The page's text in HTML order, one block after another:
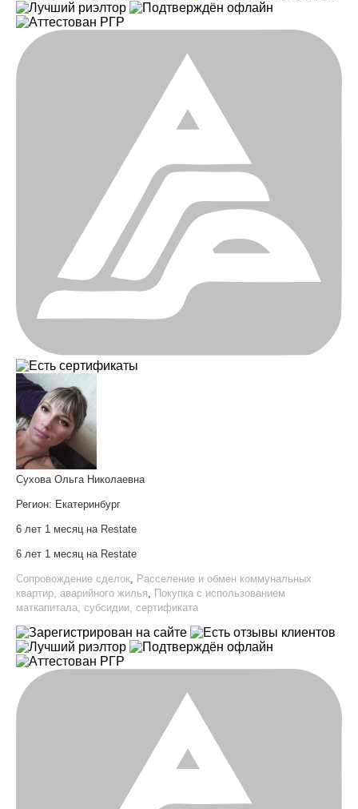
Сухова Ольга Николаевна
Регион: Екатеринбург
6 лет 1 месяц на Restate
6 лет 1 месяц на Restate
Сопровождение сделок, Расселение и обмен коммунальных
квартир, аварийного жилья, Покупка с использованием
маткапитала, субсидии, сертификата